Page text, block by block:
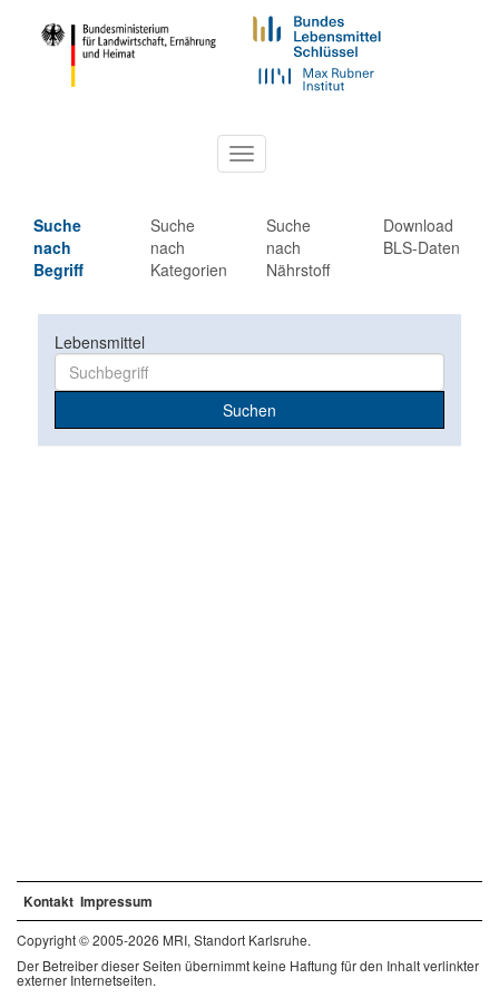
Toggle
navigation
Suche
nach
Begriff
Suche
nach
Kategorien
Suche
nach
Nährstoff
Download
BLS-Daten
Lebensmittel
Suchen
Kontakt Impressum
Copyright © 2005-2026 MRI, Standort Karlsruhe.
Der Betreiber dieser Seiten übernimmt keine Haftung für den Inhalt verlinkter
externer Internetseiten.